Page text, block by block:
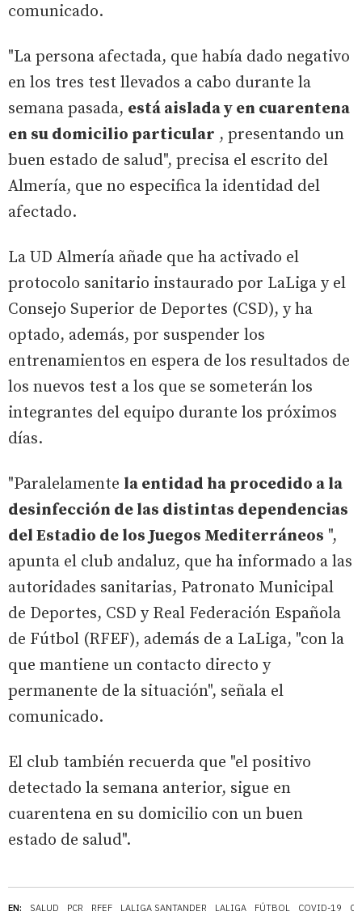
EN: SALUD PCR RFEF LALIGA SANTANDER LALIGA FÚTBOL COVID-19
comunicado.
"La persona afectada, que había dado negativo
en los tres test llevados a cabo durante la
semana pasada, está aislada y en cuarentena
en su domicilio particular , presentando un
buen estado de salud", precisa el escrito del
Almería, que no especifica la identidad del
afectado.
La UD Almería añade que ha activado el
protocolo sanitario instaurado por LaLiga y el
Consejo Superior de Deportes (CSD), y ha
optado, además, por suspender los
entrenamientos en espera de los resultados de
los nuevos test a los que se someterán los
integrantes del equipo durante los próximos
días.
"Paralelamente la entidad ha procedido a la
desinfección de las distintas dependencias
del Estadio de los Juegos Mediterráneos ",
apunta el club andaluz, que ha informado a las
autoridades sanitarias, Patronato Municipal
de Deportes, CSD y Real Federación Española
de Fútbol (RFEF), además de a LaLiga, "con la
que mantiene un contacto directo y
permanente de la situación", señala el
comunicado.
El club también recuerda que "el positivo
detectado la semana anterior, sigue en
cuarentena en su domicilio con un buen
estado de salud".